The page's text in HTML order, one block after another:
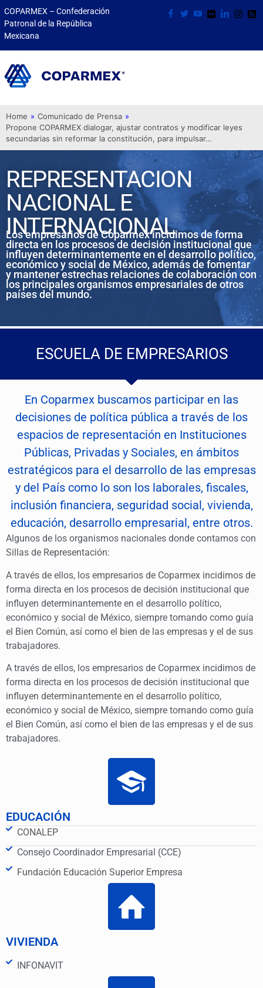
COPARMEX – Confederación
Patronal de la República
Mexicana
Home » Comunicado de Prensa »
Propone COPARMEX dialogar, ajustar contratos y modificar leyes
secundarias sin reformar la constitución, para impulsar…
REPRESENTACION
NACIONAL E
INTERNACIONAL
Los empresarios de Coparmex incidimos de forma
directa en los procesos de decisión institucional que
influyen determinantemente en el desarrollo político,
económico y social de México, además de fomentar
y mantener estrechas relaciones de colaboración con
los principales organismos empresariales de otros
países del mundo.
ESCUELA DE EMPRESARIOS
En Coparmex buscamos participar en las
decisiones de política pública a través de los
espacios de representación en Instituciones
Públicas, Privadas y Sociales, en ámbitos
estratégicos para el desarrollo de las empresas
y del País como lo son los laborales, fiscales,
inclusión financiera, seguridad social, vivienda,
educación, desarrollo empresarial, entre otros.
Algunos de los organismos nacionales donde contamos con
Sillas de Representación:
A través de ellos, los empresarios de Coparmex incidimos de
forma directa en los procesos de decisión institucional que
influyen determinantemente en el desarrollo político,
económico y social de México, siempre tomando como guía
el Bien Común, así como el bien de las empresas y el de sus
trabajadores.
A través de ellos, los empresarios de Coparmex incidimos de
forma directa en los procesos de decisión institucional que
influyen determinantemente en el desarrollo político,
económico y social de México, siempre tomando como guía
el Bien Común, así como el bien de las empresas y el de sus
trabajadores.
EDUCACIÓN
CONALEP
Consejo Coordinador Empresarial (CCE)
Fundación Educación Superior Empresa
VIVIENDA
INFONAVIT